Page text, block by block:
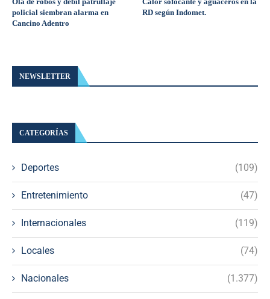
policial siembran alarma en
Cancino Adentro
RD según Indomet.
NEWSLETTER
CATEGORÍAS
Deportes (109)
Entretenimiento (47)
Internacionales (119)
Locales (74)
Nacionales (1.377)